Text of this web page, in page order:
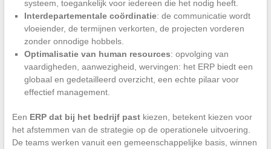
systeem, toegankelijk voor iedereen die het nodig heeft.
Interdepartementale coördinatie: de communicatie wordt
vloeiender, de termijnen verkorten, de projecten vorderen
zonder onnodige hobbels.
Optimalisatie van human resources: opvolging van
vaardigheden, aanwezigheid, wervingen: het ERP biedt een
globaal en gedetailleerd overzicht, een echte pilaar voor
effectief management.
Een ERP dat bij het bedrijf pastkiezen, betekent kiezen voor
het afstemmen van de strategie op de operationele uitvoering.
De teams werken vanuit een gemeenschappelijke basis, winnen